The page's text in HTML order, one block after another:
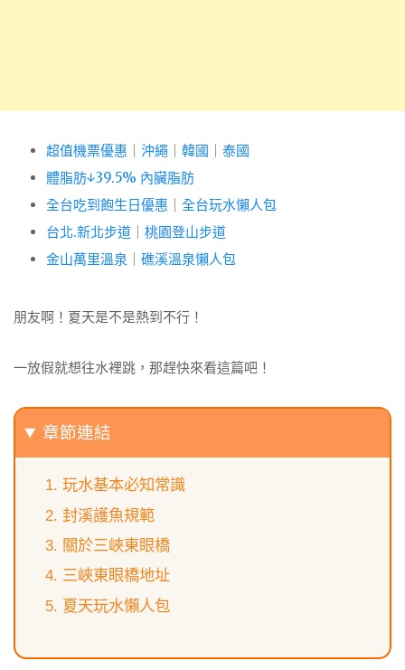
超值機票優惠 沖繩 韓國
泰國
體脂肪↓39.5% 內臟脂肪
全台吃到飽生日優惠
全台玩水懶人包
台北.新北步道
桃園登山步道
金山萬里溫泉
礁溪溫泉懶人包
朋友啊！夏天是不是熱到不行！
一放假就想往水裡跳，那趕快來看這篇吧！
章節連結
玩水基本必知常識
封溪護魚規範
關於三峽東眼橋
三峽東眼橋地址
夏天玩水懶人包